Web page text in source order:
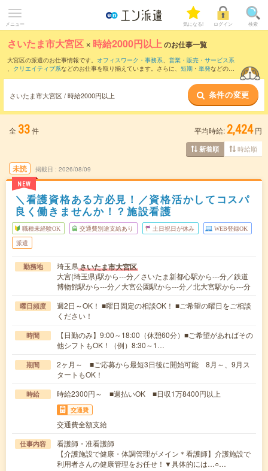
メニュー 気になる! ログイン 検索
さいたま市大宮区 × 時給2000円以上のお仕事一覧
大宮区の派遣のお仕事情報です。 オフィスワーク・事務系、 営業・販売・サービス系
、 クリエイティブ系などのお仕事を取り揃えています。さらに、 短期 ・ 単発などの期
さいたま市大宮区 / 時給2000円以上 条件の変更
全 33件 平均時給: 2,424 円
新着順 時給順
未読
NEW
掲載日 2026/08/09
＼看護資格ある方必見！／資格活かしてコスパ
良く働きませんか！？施設看護
職種未経験OK 交通費別途支給あり 土日祝日が休み WEB登録OK
派遣
勤務地 埼玉県さいたま市大宮区
大宮(埼玉県)駅から---分／さいたま新都心駅から---分／鉄道
博物館駅から---分／大宮公園駅から---分／北大宮駅から---分
曜日頻度
週2日～OK！ ■曜日固定の相談OK！ ■ご希望の曜日をご相談
ください！
時間
【日勤のみ】9:00～18:00（休憩60分）■ご希望があればその
他シフトもOK！（例）8:30～1…
期間
2ヶ月～ ■ご応募から最短3日後に開始可能 8月～、9月ス
タートもOK！
時給 時給2300円～ ■週払いOK ■日収1万8400円以上
交通費
交通費全額支給
仕事内容
看護師・准看護師
【介護施設で健康・体調管理がメイン＊看護師】介護施設で
利用者さんの健康管理をお任せ！▼具体的には…○…